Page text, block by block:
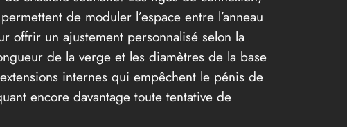
de moduler l’espace entre l’anneau
offrir un ajustement personnalisé selon la
de la verge et les diamètres de la base
internes qui empêchent le pénis de
encore davantage toute tentative de